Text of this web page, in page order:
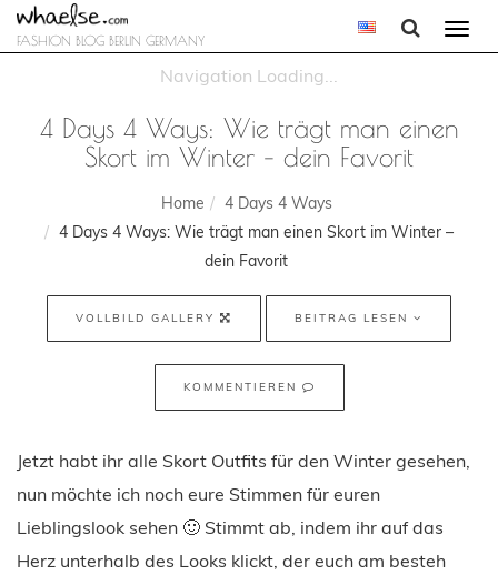
FASHION BLOG BERLIN GERMANY
4 Days 4 Ways: Wie trägt man einen
Skort im Winter – dein Favorit
Home
4 Days 4 Ways
4 Days 4 Ways: Wie trägt man einen Skort im Winter –
dein Favorit
VOLLBILD GALLERY BEITRAG LESEN
KOMMENTIEREN
Jetzt habt ihr alle Skort Outfits für den Winter gesehen,
nun möchte ich noch eure Stimmen für euren
Lieblingslook sehen 🙂 Stimmt ab, indem ihr auf das
Herz unterhalb des Looks klickt, der euch am besteh